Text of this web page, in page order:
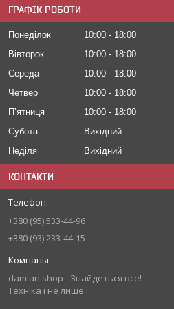
ГРАФІК РОБОТИ
Понеділок 10:00
18:00
Вівторок
10:00
18:00
Середа
10:00
18:00
Четвер
10:00
18:00
Пʼятниця
10:00
18:00
Субота
Вихідний
Неділя
Вихідний
КОНТАКТИ
+380 (95) 533-44-96
+380 (93) 233-44-15
damian.shop - Знайдеться все!
Техніка і не лише...